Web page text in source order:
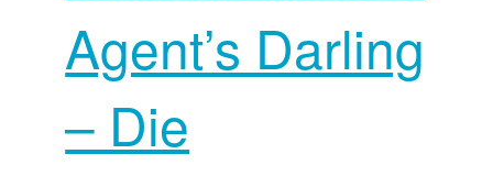
Agent’s Darling
– Die